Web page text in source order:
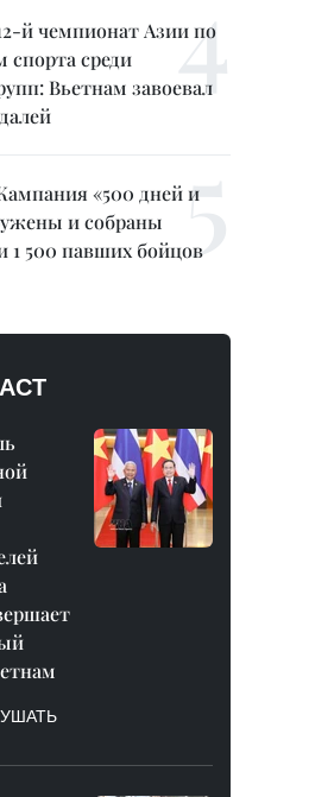
й чемпионат Азии по
среди
Вьетнам завоевал
«500 дней и
и собраны
1 500 павших бойцов